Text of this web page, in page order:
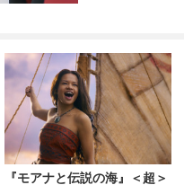
『モアナと伝説の海』＜超＞